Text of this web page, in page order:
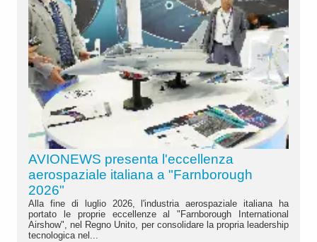
AVIONEWS presenta l'eccellenza
aerospaziale italiana a "Farnborough
2026"
Alla fine di luglio 2026, l'industria aerospaziale italiana ha
portato le proprie eccellenze al "Farnborough International
Airshow", nel Regno Unito, per consolidare la propria leadership
tecnologica nel...